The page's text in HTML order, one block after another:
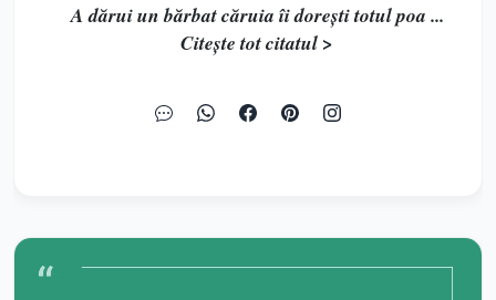
A dărui un bărbat căruia îi dorești totul poa ...
Citește tot citatul >